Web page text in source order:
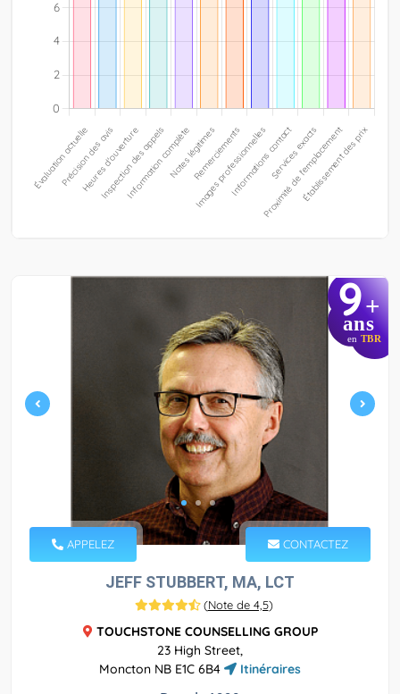
9+
ans
en TBR
APPELEZ CONTACTEZ
JEFF STUBBERT, MA, LCT
(Note de 4,5)
TOUCHSTONE COUNSELLING GROUP
23 High Street,
Moncton NB E1C 6B4
Itinéraires